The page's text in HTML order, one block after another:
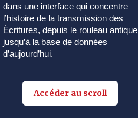
dans une interface qui concentre
l’histoire de la transmission des
Écritures, depuis le rouleau antique
jusqu’à la base de données
d’aujourd’hui.
Accéder au scroll